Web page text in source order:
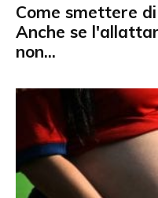
Come smettere
Anche se
non...